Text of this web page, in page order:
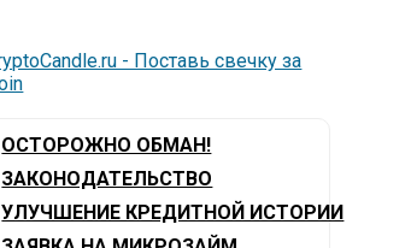
ОСТОРОЖНО ОБМАН!
ЗАКОНОДАТЕЛЬСТВО
УЛУЧШЕНИЕ КРЕДИТНОЙ ИСТОРИИ